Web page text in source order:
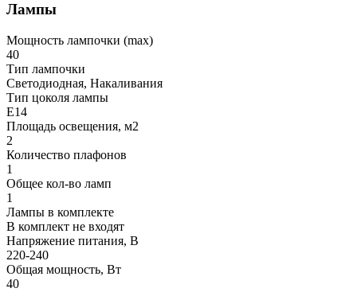
Лампы
Мощность лампочки (max)
40
Тип лампочки
Светодиодная, Накаливания
Тип цоколя лампы
E14
Площадь освещения, м2
2
Количество плафонов
1
Общее кол-во ламп
1
Лампы в комплекте
В комплект не входят
Напряжение питания, В
220-240
Общая мощность, Вт
40